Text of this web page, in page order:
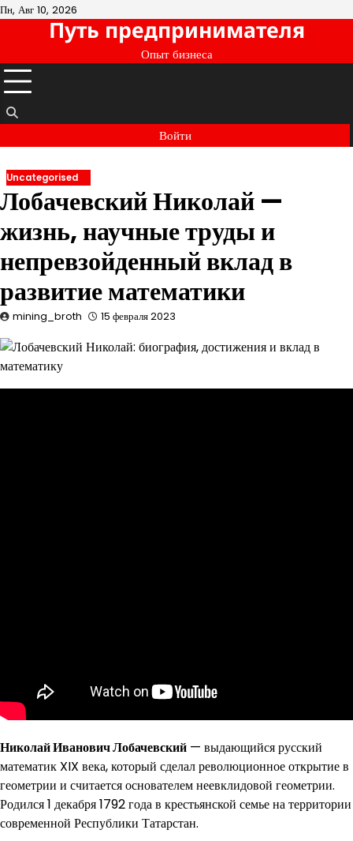
Перейти
содержимому
Пн, Авг 10, 2026
Путь предпринимателя
Опыт бизнеса
Войти
Uncategorised
Лобачевский Николай —
жизнь, научные труды и
непревзойденный вклад в
развитие математики
mining_broth 15 февраля 2023
Николай Иванович Лобачевский — выдающийся русский
математик XIX века, который сделал революционное открытие в
геометрии и считается основателем неевклидовой геометрии.
Родился 1 декабря 1792 года в крестьянской семье на территории
современной Республики Татарстан.